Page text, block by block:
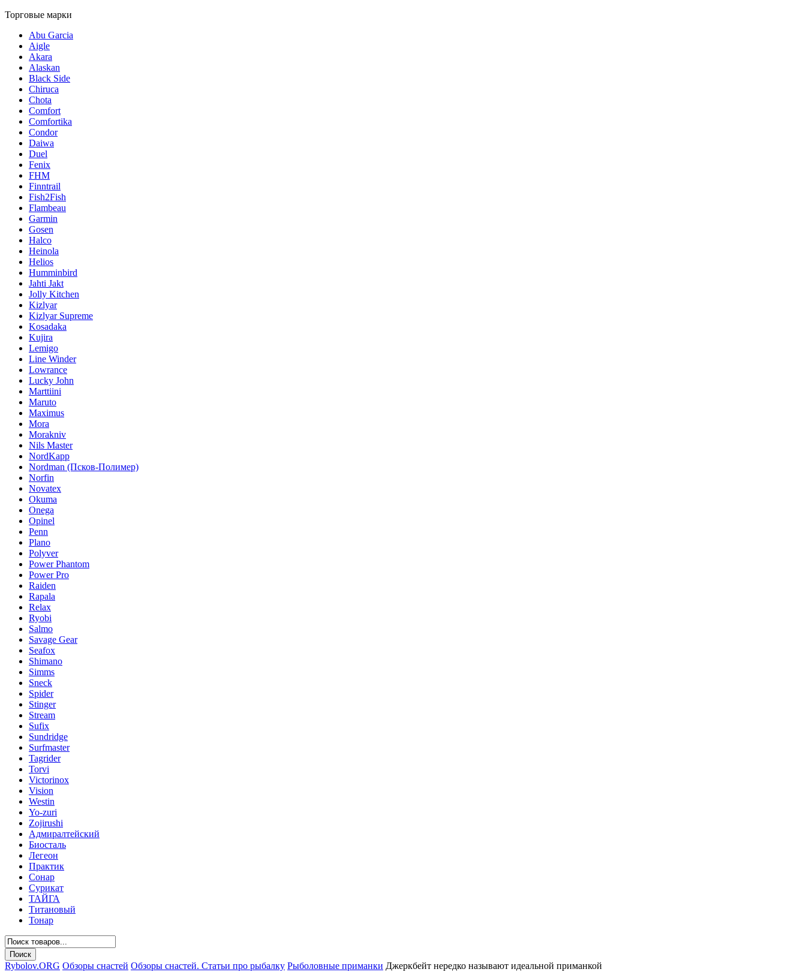
Торговые марки
Abu Garcia
Aigle
Akara
Alaskan
Black Side
Chiruca
Chota
Comfort
Comfortika
Condor
Daiwa
Duel
Fenix
FHM
Finntrail
Fish2Fish
Flambeau
Garmin
Gosen
Halco
Heinola
Helios
Humminbird
Jahti Jakt
Jolly Kitchen
Kizlyar
Kizlyar Supreme
Kosadaka
Kujira
Lemigo
Line Winder
Lowrance
Lucky John
Marttiini
Maruto
Maximus
Mora
Morakniv
Nils Master
NordKapp
Nordman (Псков-Полимер)
Norfin
Novatex
Okuma
Onega
Opinel
Penn
Plano
Polyver
Power Phantom
Power Pro
Raiden
Rapala
Relax
Ryobi
Salmo
Savage Gear
Seafox
Shimano
Simms
Sneck
Spider
Stinger
Stream
Sufix
Sundridge
Surfmaster
Tagrider
Torvi
Victorinox
Vision
Westin
Yo-zuri
Zojirushi
Адмиралтейский
Биосталь
Легеон
Практик
Сонар
Сурикат
ТАЙГА
Титановый
Тонар
Rybolov.ORG Обзоры снастей Обзоры снастей. Статьи про рыбалку Рыболовные приманки Джеркбейт нередко называют идеальной приманкой